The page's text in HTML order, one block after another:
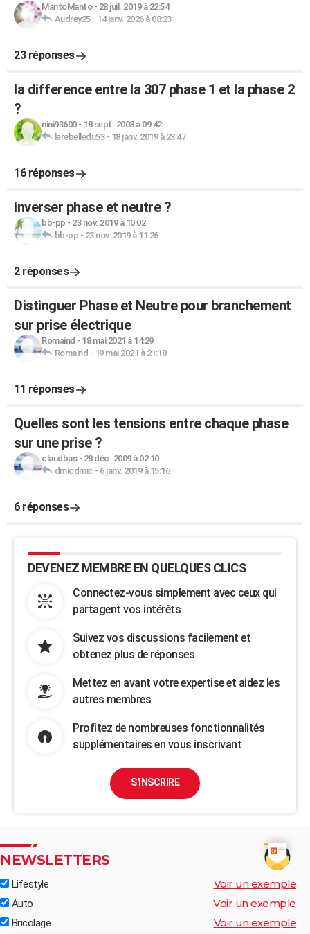
MantoManto- 28 juil. 2019 à 22:54
Audrey25- 14 janv. 2026 à 08:23
23 réponses
la difference entre la 307 phase 1 et la phase 2
?
nini93600- 18 sept. 2008 à 09:42
lerebelledu53- 18 janv. 2019 à 23:47
16 réponses
inverser phase et neutre ?
bb-pp - 23 nov. 2019 à 10:02
bb-pp - 23 nov. 2019 à 11:26
2 réponses
Distinguer Phase et Neutre pour branchement
sur prise électrique
Romaind - 18 mai 2021 à 14:29
Romaind - 19 mai 2021 à 21:18
11 réponses
Quelles sont les tensions entre chaque phase
sur une prise ?
claudbas- 28 déc. 2009 à 02:10
dmicdmic - 6 janv. 2019 à 15:16
6 réponses
DEVENEZ MEMBRE EN QUELQUES CLICS
Connectez-vous simplement avec ceux qui
partagent vos intérêts
Suivez vos discussions facilement et
obtenez plus de réponses
Mettez en avant votre expertise et aidez les
autres membres
Profitez de nombreuses fonctionnalités
supplémentaires en vous inscrivant
S'INSCRIRE
NEWSLETTERS
Lifestyle Voir un exemple
Auto Voir un exemple
Bricolage Voir un exemple